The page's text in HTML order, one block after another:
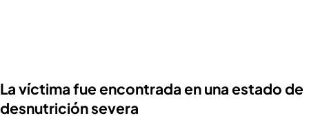
La víctima fue encontrada en una estado de
desnutrición severa